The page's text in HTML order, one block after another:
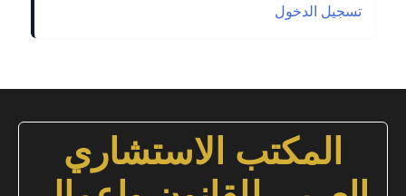
تسجيل الدخول
المكتب الاستشاري